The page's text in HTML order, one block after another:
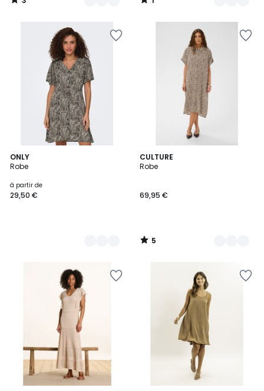
32,99
réduction
appliquée.
/
/
ONLY
Robe
à partir de
29,50 €
8
Couleurs
CULTURE
Robe
69,95 €
5
/
8
Couleurs
5
/